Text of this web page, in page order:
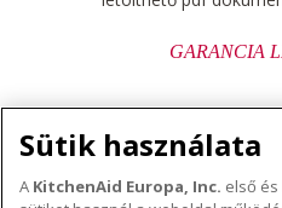
GARANCIA
Sütik használata
A KitchenAid Europa, Inc. első